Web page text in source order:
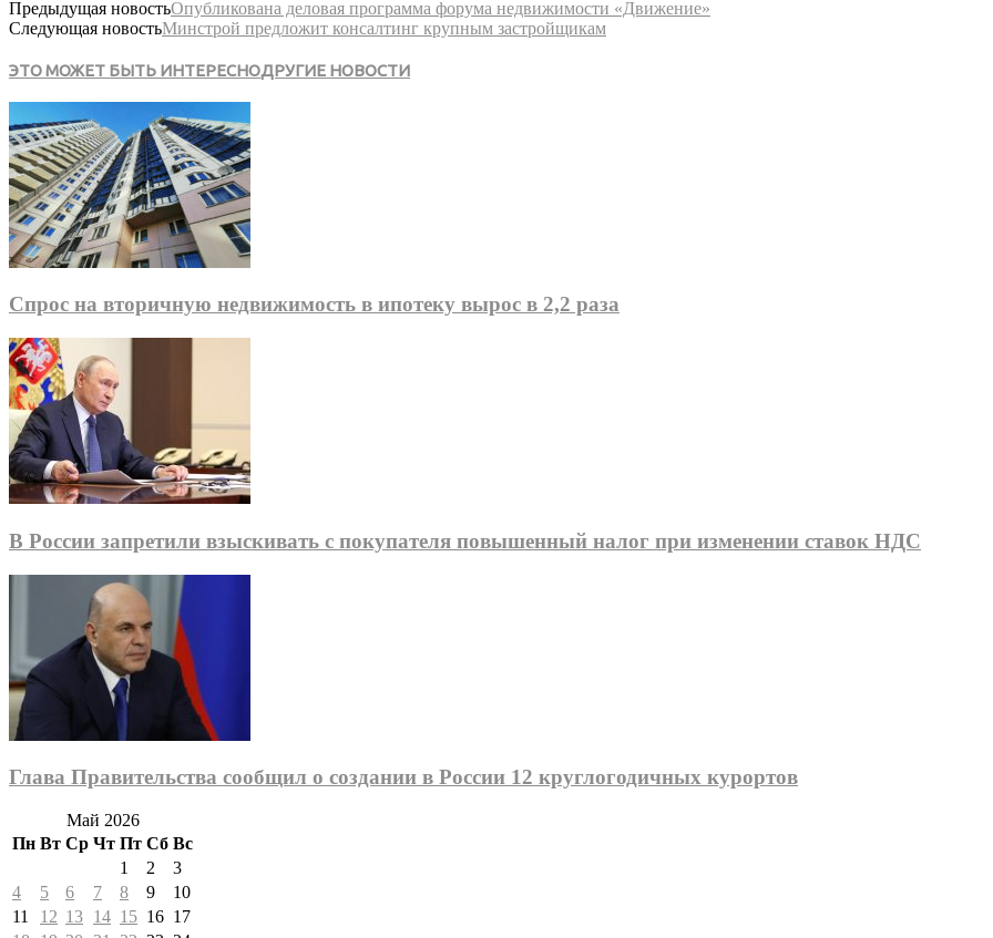
Предыдущая новостьОпубликована деловая программа форума недвижимости «Движение»
Следующая новостьМинстрой предложит консалтинг крупным застройщикам
ЭТО МОЖЕТ БЫТЬ ИНТЕРЕСНОДРУГИЕ НОВОСТИ
Спрос на вторичную недвижимость в ипотеку вырос в 2,2 раза
В России запретили взыскивать с покупателя повышенный налог при изменении ставок НДС
Глава Правительства сообщил о создании в России 12 круглогодичных курортов
Май 2026
Пн Вт Ср Чт Пт Сб Вс
1
2
3
4
5 6 7 8 9
10
11
12 13 14 15 16 17